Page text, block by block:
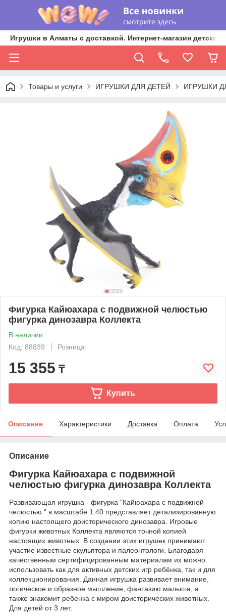
Игрушки в Алматы с доставкой. Интернет-магазин
Товары и услуги ИГРУШКИ ДЛЯ ДЕТЕЙ ИГРУШКИ
Фигурка Кайюахара с подвижной челюстью
фигурка динозавра Коллекта
В наличии
Код: 88839
Розница
15 355 ₸
Купить
Описание Характеристики Доставка Оплата
Описание
Фигурка Кайюахара с подвижной
челюстью фигурка динозавра Коллекта
Развивающая игрушка - фигурка "Кайюахара с подвижной
челюстью " в масштабе 1:40 представляет детализированную
копию настоящего доисторического динозавра. Игровые
фигурки животных Коллекта являются точной копией
настоящих животных. В создании этих игрушек принимают
участие известные скульптора и палеонтологи. Благодаря
качественным сертифицированным материалам их можно
использовать как для активных детских игр ребёнка, так и для
коллекционирования. Данная игрушка развивает внимание,
логическое и образное мышление, фантазию малыша, а
также знакомит ребенка с миром доисторических животных.
Для детей от 3 лет.